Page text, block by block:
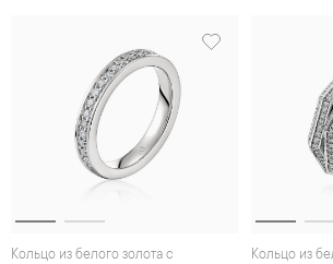
Кольцо из белого золота с Кольцо из белого золота с